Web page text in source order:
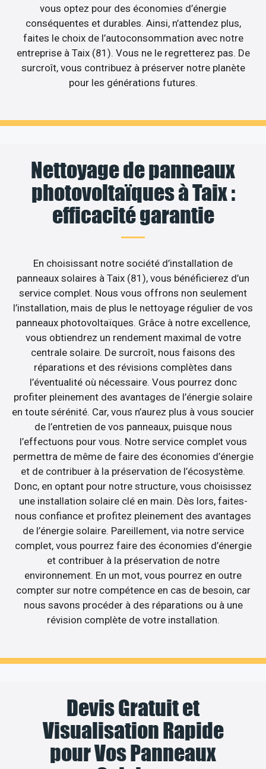
vous optez pour des économies d’énergie
conséquentes et durables. Ainsi, n’attendez plus,
faites le choix de l’autoconsommation avec notre
entreprise à Taix (81). Vous ne le regretterez pas. De
surcroît, vous contribuez à préserver notre planète
pour les générations futures.
Nettoyage de panneaux
photovoltaïques à Taix :
efficacité garantie
En choisissant notre société d’installation de
panneaux solaires à Taix (81), vous bénéficierez d’un
service complet. Nous vous offrons non seulement
l’installation, mais de plus le nettoyage régulier de vos
panneaux photovoltaïques. Grâce à notre excellence,
vous obtiendrez un rendement maximal de votre
centrale solaire. De surcroît, nous faisons des
réparations et des révisions complètes dans
l’éventualité où nécessaire. Vous pourrez donc
profiter pleinement des avantages de l’énergie solaire
en toute sérénité. Car, vous n’aurez plus à vous soucier
de l’entretien de vos panneaux, puisque nous
l’effectuons pour vous. Notre service complet vous
permettra de même de faire des économies d’énergie
et de contribuer à la préservation de l’écosystème.
Donc, en optant pour notre structure, vous choisissez
une installation solaire clé en main. Dès lors, faites-
nous confiance et profitez pleinement des avantages
de l’énergie solaire. Pareillement, via notre service
complet, vous pourrez faire des économies d’énergie
et contribuer à la préservation de notre
environnement. En un mot, vous pourrez en outre
compter sur notre compétence en cas de besoin, car
nous savons procéder à des réparations ou à une
révision complète de votre installation.
Devis Gratuit et
Visualisation Rapide
pour Vos Panneaux